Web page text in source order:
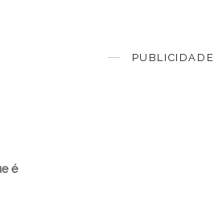
é
PUBLICIDADE